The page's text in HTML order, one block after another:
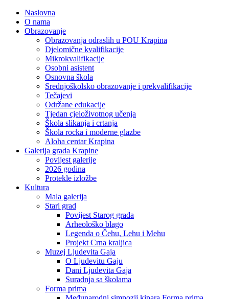
Naslovna
O nama
Obrazovanje
Obrazovanja odraslih u POU Krapina
Djelomične kvalifikacije
Mikrokvalifikacije
Osobni asistent
Osnovna škola
Srednjoškolsko obrazovanje i prekvalifikacije
Tečajevi
Održane edukacije
Tjedan cjeloživotnog učenja
Škola slikanja i crtanja
Škola rocka i moderne glazbe
Aloha centar Krapina
Galerija grada Krapine
Povijest galerije
2026 godina
Protekle izložbe
Kultura
Mala galerija
Stari grad
Povijest Starog grada
Arheološko blago
Legenda o Čehu, Lehu i Mehu
Projekt Crna kraljica
Muzej Ljudevita Gaja
O Ljudevitu Gaju
Dani Ljudevita Gaja
Suradnja sa školama
Forma prima